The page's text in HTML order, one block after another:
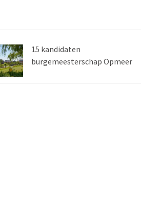
15 kandidaten
burgemeesterschap Opmeer